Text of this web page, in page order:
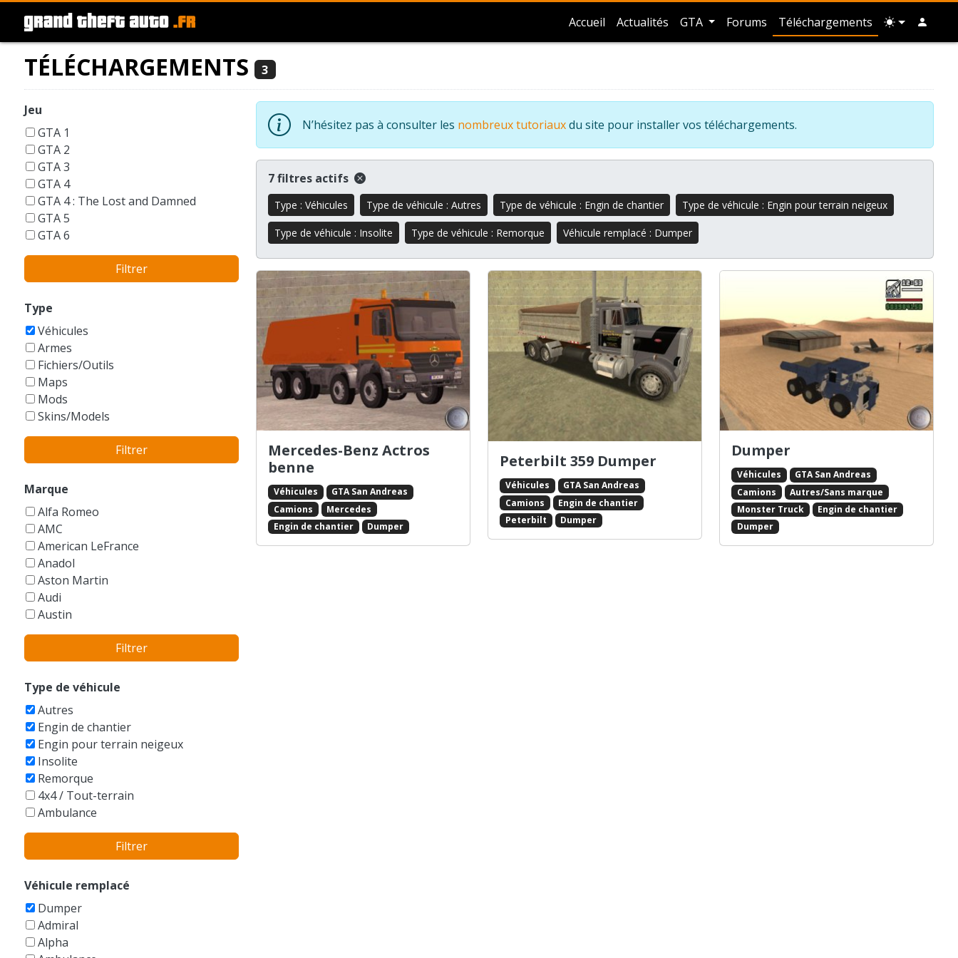
Accueil Actualités GTA Forums Téléchargements
TÉLÉCHARGEMENTS 3
Jeu
GTA 1
GTA 2
GTA 3
GTA 4
GTA 4 : The Lost and Damned
GTA 5
GTA 6
GTA Liberty City Stories
GTA London 1969
GTA San Andreas
GTA Vice City
Filtrer
Type
Véhicules
Armes
Fichiers/Outils
Maps
Mods
Skins/Models
Filtrer
Marque
Alfa Romeo
AMC
American LeFrance
Anadol
Aston Martin
Audi
Austin
Autres/Sans marque
BMW
Bobcat
Bucegi
Buell
Bugatti
Buick
Cadillac
Caterham
Caterpillar
Champion
Chrysler
Citroen
Dacia
Daewoo
Filtrer
Type de véhicule
Autres
Engin de chantier
Engin pour terrain neigeux
Insolite
Remorque
4x4 / Tout-terrain
Ambulance
Armée
Auto-tamponneuse
Avions
Balayeuse
Berline
Bicyclettes
Break
Filtrer
Véhicule remplacé
Dumper
Admiral
Alpha
N’hésitez pas à consulter les nombreux tutoriauxdu site pour installer vos téléchargements.
7 filtres actifs
Type : Véhicules Type de véhicule : Autres Type de véhicule : Engin de chantier Type de véhicule : Engin pour terrain neigeux
Type de véhicule : Insolite Type de véhicule : Remorque Véhicule remplacé : Dumper
Mercedes-Benz Actros
benne
Véhicules
GTA San Andreas
Camions
Mercedes
Engin de chantier
Dumper
Peterbilt 359 Dumper
Véhicules
GTA San Andreas
Camions
Engin de chantier
Peterbilt
Dumper
Dumper
Véhicules
GTA San Andreas
Camions
Autres/Sans marque
Monster Truck
Engin de chantier
Dumper